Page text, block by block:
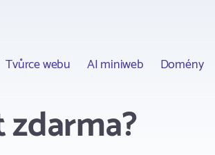
Tvůrce webu AI miniweb Domény